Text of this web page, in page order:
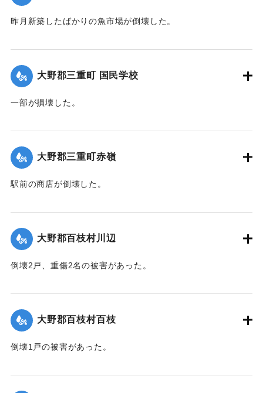
昨月新築したばかりの魚市場が倒壊した。
｜固有コード:00474074
大野郡三重町 国民学校
一部が損壊した。
｜固有コード:00474067
大野郡三重町赤嶺
駅前の商店が倒壊した。
｜固有コード:00474068
大野郡百枝村川辺
倒壊2戸、重傷2名の被害があった。
｜固有コード:00474069
大野郡百枝村百枝
倒壊1戸の被害があった。